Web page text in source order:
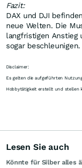
Fazit:
DAX und DJI
neue Welten. Die
langfristigen
sogar beschleunigen.
Disclaimer:
Es gelten die aufgeführten
Hobbytätigkeit erstellt und stellen
Lesen Sie auch
Könnte für Silber alles